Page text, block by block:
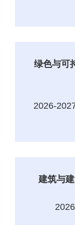
绿色与可
2026-
建筑与